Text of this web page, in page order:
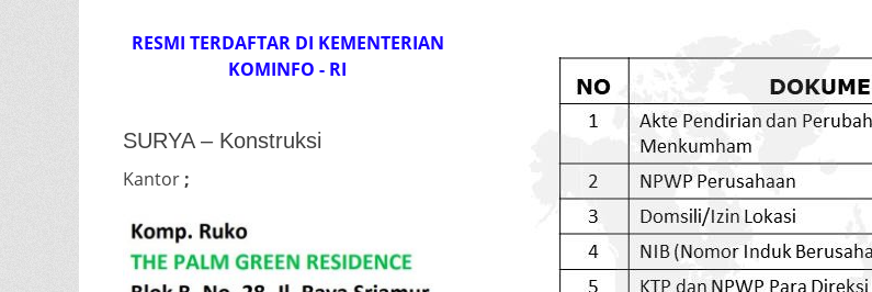
RESMI TERDAFTAR DI KEMENTERIAN
KOMINFO - RI
SURYA – Konstruksi
Kantor ;